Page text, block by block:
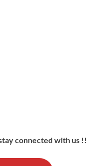
connected with us !!